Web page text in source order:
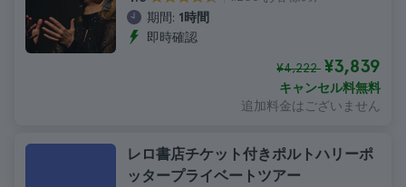
期間: 1時間
即時確認
¥4,222 ¥3,839
キャンセル料無料
追加料金はございません
レロ書店チケット付きポルトハリーポ
ッタープライベートツアー